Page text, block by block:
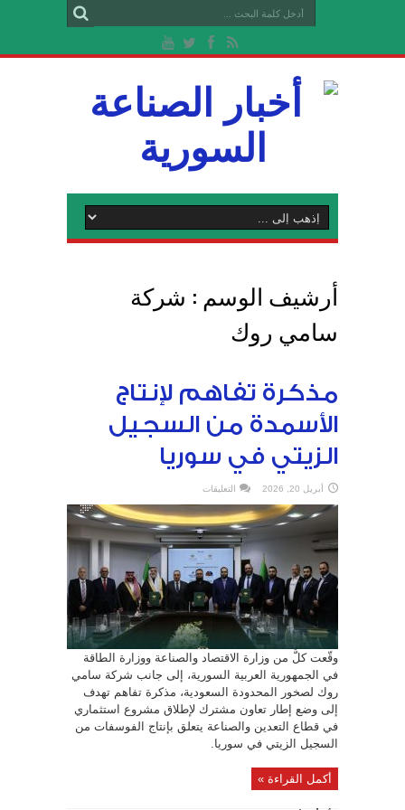
أرشيف الوسم : شركة
سامي روك
مذكرة تفاهم لإنتاج
الأسمدة من السجيل
الزيتي في سوريا
أبريل 20, 2026 التعليقات
تفاهم
لإنتاج
الأسمدة
من
السجيل
الزيتي
في
سوريا
مغلقة
وقّعت كلٌّ من وزارة الاقتصاد والصناعة ووزارة الطاقة
في الجمهورية العربية السورية، إلى جانب شركة سامي
روك لصخور المحدودة السعودية، مذكرة تفاهم تهدف
إلى وضع إطار تعاون مشترك لإطلاق مشروع استثماري
في قطاع التعدين والصناعة يتعلق بإنتاج الفوسفات من
السجيل الزيتي في سوريا.
أكمل القراءة »